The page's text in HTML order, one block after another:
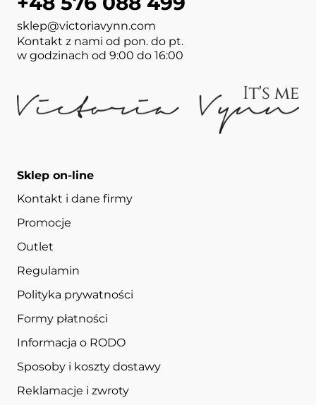
sklep@victoriavynn.com
Kontakt z nami od pon. do pt.
w godzinach od 9:00 do 16:00
Sklep on-line
Kontakt i dane firmy
Promocje
Outlet
Regulamin
Polityka prywatności
Formy płatności
Informacja o RODO
Sposoby i koszty dostawy
Reklamacje i zwroty